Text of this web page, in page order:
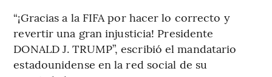
“¡Gracias a la FIFA por hacer lo correcto y
revertir una gran injusticia! Presidente
DONALD J. TRUMP”, escribió el mandatario
estadounidense en la red social de su